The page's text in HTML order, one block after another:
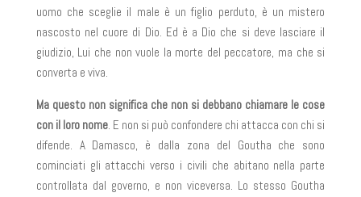
uomo che sceglie il male è un figlio perduto, è un mistero
nascosto nel cuore di Dio. Ed è a Dio che si deve lasciare il
giudizio, Lui che non vuole la morte del peccatore, ma che si
converta e viva.
Ma questo non significa che non si debbano chiamare le cose
con il loro nome. E non si può confondere chi attacca con chi si
difende. A Damasco, è dalla zona del Goutha che sono
cominciati gli attacchi verso i civili che abitano nella parte
controllata dal governo, e non viceversa. Lo stesso Goutha